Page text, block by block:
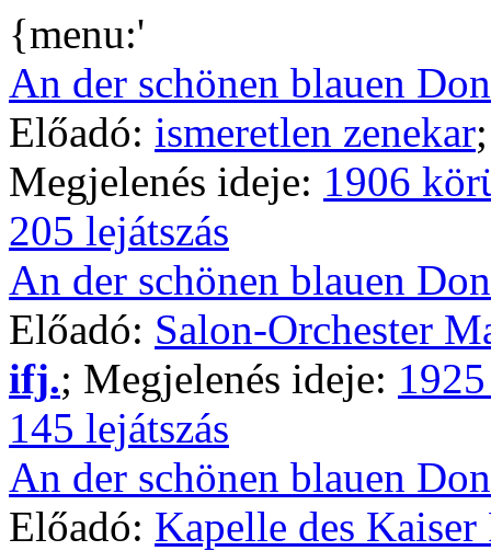
{menu:'
An der schönen blauen
Előadó: ismeretlen zenekar
Megjelenés ideje: 1906
205 lejátszás
An der schönen blauen
Előadó: Salon-Orchester
ifj.; Megjelenés ideje:
145 lejátszás
An der schönen blauen
Előadó: Kapelle des